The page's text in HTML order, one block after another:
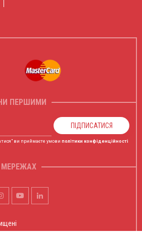
ПЕРШИМИ
ПІДПИСАТИСЯ
ви приймаєте умови політики конфіденційності
МЕРЕЖАХ